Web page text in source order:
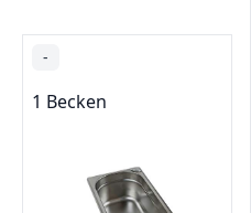
-
1 Becken